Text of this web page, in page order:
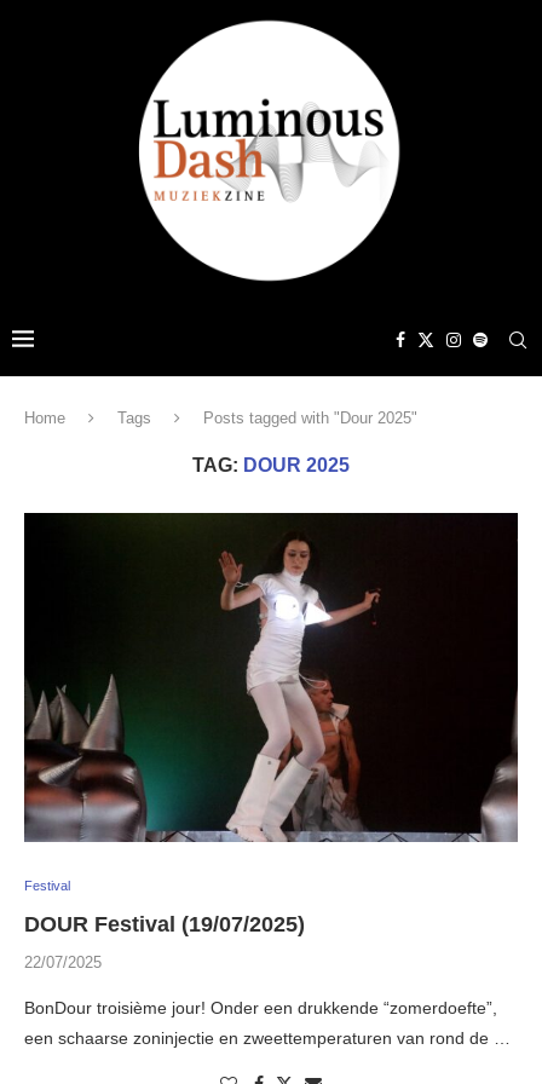
Home Tags Posts tagged with "Dour 2025"
TAG: DOUR 2025
Festival
DOUR Festival (19/07/2025)
22/07/2025
BonDour troisième jour! Onder een drukkende “zomerdoefte”,
een schaarse zoninjectie en zweettemperaturen van rond de …